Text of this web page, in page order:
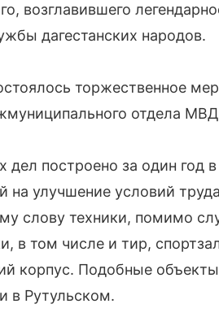
возглавившего
дагестанских народов.
торжественное
отдела
дел построено за один год
на улучшение условий
слову техники, помимо
в том числе и тир,
корпус. Подобные
в Рутульском.